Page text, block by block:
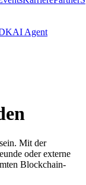
AI Agent
Mit der
oder externe
Blockchain-